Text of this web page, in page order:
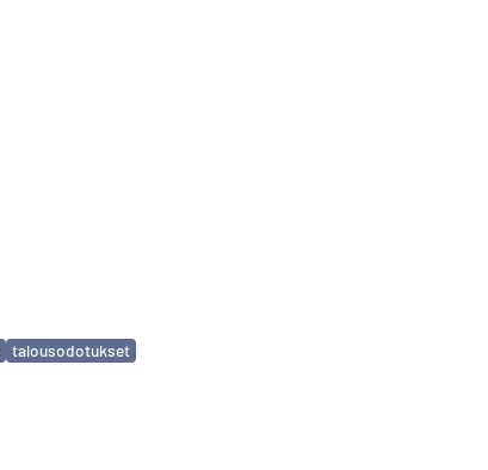
talousodotukset